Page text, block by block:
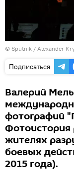
© Sputnik / Alexander
Подписаться
Валерий
фотографий
Фотоистория
жителях
боевых
2015 года).